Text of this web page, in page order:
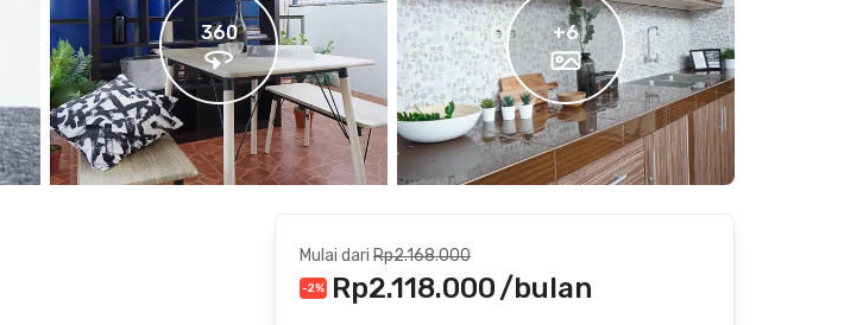
360 +6
Mulai dari Rp2.168.000
-2% Rp2.118.000/bulan